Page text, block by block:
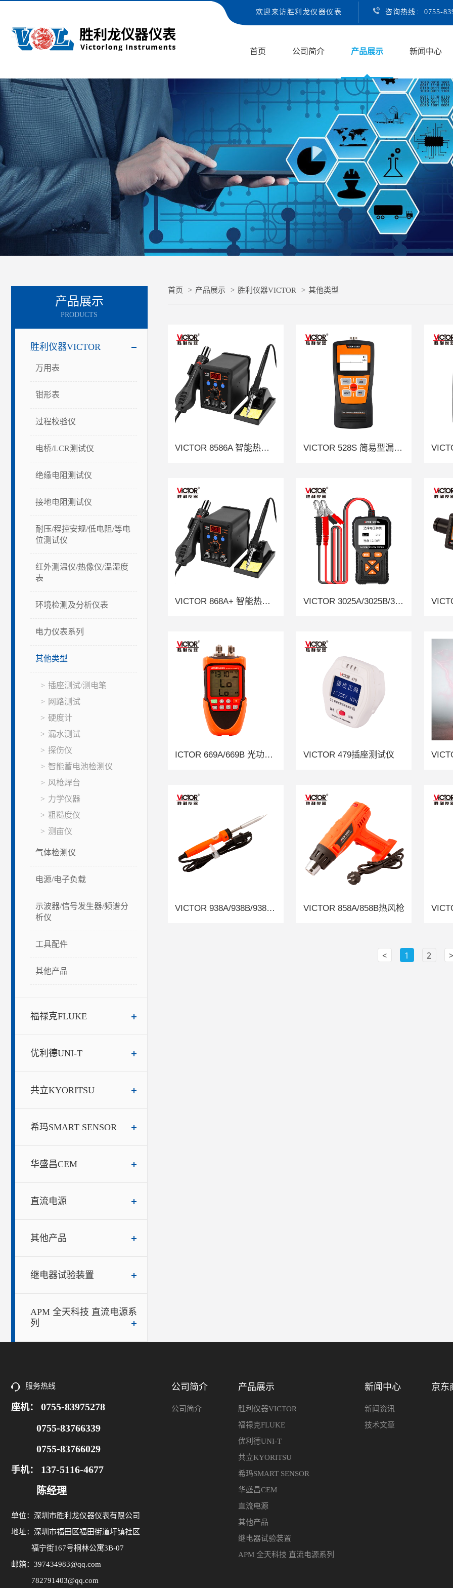
欢迎来访胜利龙仪器仪表 咨询热线 : 0755-
首页 公司简介 产品展示 新闻中心
产品展示
PRODUCTS
胜利仪器VICTOR
万用表
钳形表
过程校验仪
电桥/LCR测试仪
绝缘电阻测试仪
接地电阻测试仪
耐压/程控安规/低电阻/等电
位测试仪
红外测温仪/热像仪/温湿度
表
环境检测及分析仪表
电力仪表系列
其他类型
插座测试/测电笔
网路测试
硬度计
漏水测试
探伤仪
智能蓄电池检测仪
风枪焊台
力学仪器
粗糙度仪
测亩仪
气体检测仪
电源/电子负载
示波器/信号发生器/频谱分
析仪
工具配件
其他产品
福禄克FLUKE
优利德UNI-T
共立KYORITSU
希玛SMART SENSOR
华盛昌CEM
直流电源
其他产品
继电器试验装置
APM 全天科技 直流电源系
列
首页 > 产品展示 > 胜利仪器VICTOR > 其他类型
VICTOR 8586A 智能热风拆焊台 VICTOR 528S 简易型漏水检测仪
VICTOR 868A+ 智能热风拆焊台（2024款） VICTOR 3025A/3025B/3025C 蓄电池检测仪
ICTOR 669A/669B 光功率计 VICTOR 479插座测试仪
VICTOR 938A/938B/938C电烙铁 VICTOR 858A/858B热风枪
< 1 2 >
服务热线
座机：
0755-83975278
0755-83766339
0755-83766029
手机：
137-5116-4677
陈经理
单位：深圳市胜利龙仪器仪表有限公司
地址：深圳市福田区福田街道圩镇社区
福宁街167号桐林公寓3B-07
邮箱：397434983@qq.com
782791403@qq.com
公司简介
公司简介
产品展示
胜利仪器VICTOR
福禄克FLUKE
优利德UNI-T
共立KYORITSU
希玛SMART SENSOR
华盛昌CEM
直流电源
其他产品
继电器试验装置
APM 全天科技 直流电源系列
新闻中心
新闻资讯
技术文章
京东